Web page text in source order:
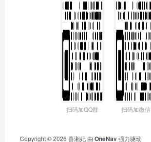
扫码加QQ群 扫码加微信
Copyright © 2026 喜湘妃 由 OneNav强力驱动